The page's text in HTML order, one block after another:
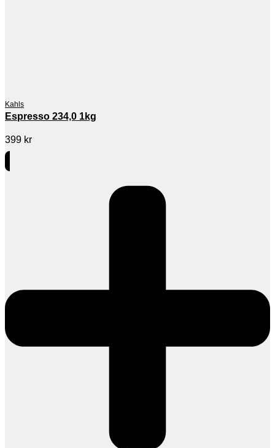
Kahls
Espresso 234,0 1kg
399 kr